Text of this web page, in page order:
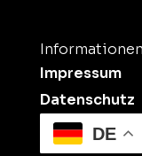
Informationen
Impressum
Datenschutz
DE